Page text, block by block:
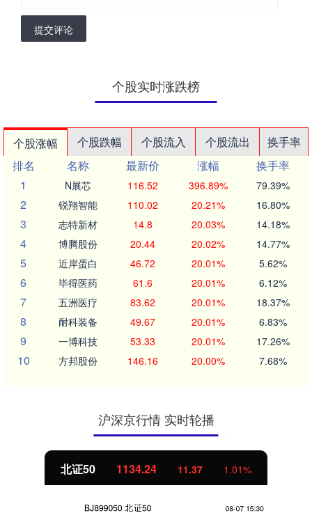
提交评论
个股实时涨跌榜
个股涨幅 个股跌幅 个股流入 个股流出
换手率
排名
名称 最新价 涨幅
换手率
1
N展芯 116.52 396.89% 79.39%
2 锐翔智能 110.02 20.21% 16.80%
3 志特新材 14.8 20.03% 14.18%
4 博腾股份 20.44 20.02% 14.77%
5 近岸蛋白 46.72 20.01% 5.62%
6 毕得医药 61.6 20.01% 6.12%
7 五洲医疗 83.62 20.01% 18.37%
8 耐科装备 49.67 20.01% 6.83%
9 一博科技 53.33 20.01% 17.26%
10 方邦股份 146.16 20.00% 7.68%
沪深京行情 实时轮播
创业板指 3563.12 47.56 1.35%